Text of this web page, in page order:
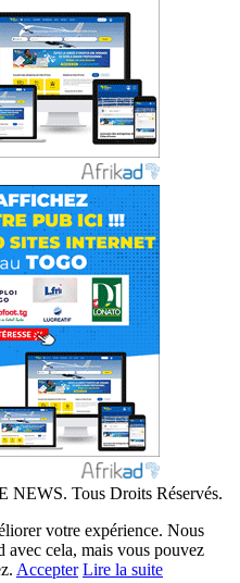
Tous Droits Réservés.
votre expérience. Nous
avec cela, mais vous pouvez
Accepter Lire la suite